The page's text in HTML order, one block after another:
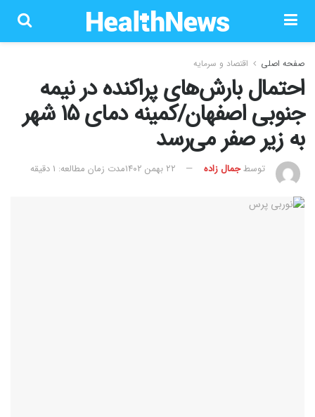
صفحه اصلی اقتصاد و سرمایه
احتمال بارش‌های پراکنده در نیمه
جنوبی اصفهان/کمینه دمای ۱۵ شهر
به زیر صفر می‌رسد
توسطجمال زاده ۲۲ بهمن ۱۴۰۲ مدت زمان مطالعه: 1 دقیقه